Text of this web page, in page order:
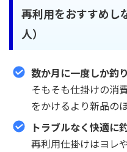
再利用をおすすめし
人）
数か月に一度しか釣
そもそも仕掛けの消
をかけるより新品の
トラブルなく快適に
再利用仕掛けはヨレ